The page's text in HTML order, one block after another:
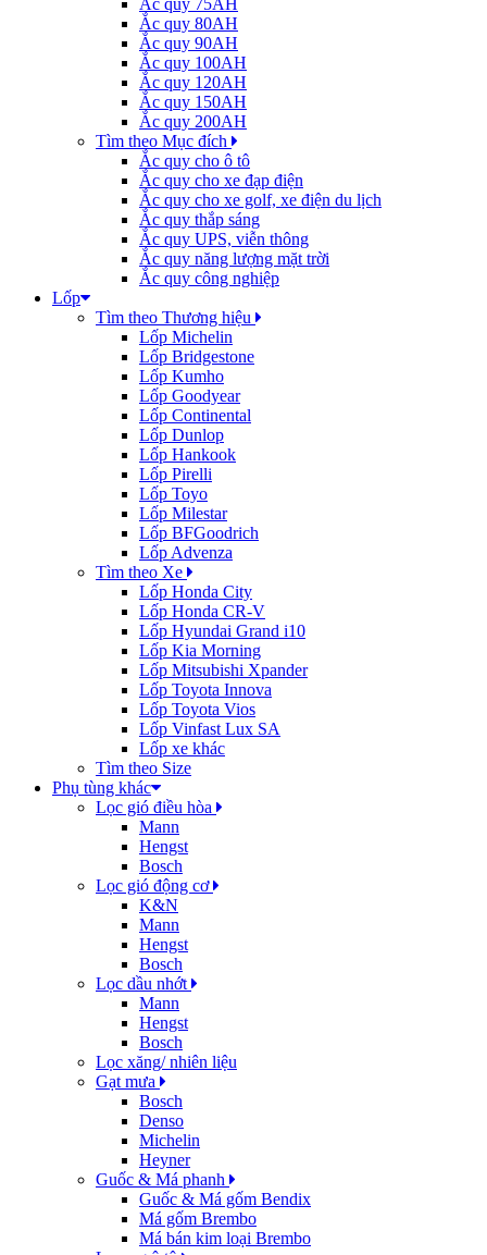
Ắc quy 75AH
Ắc quy 80AH
Ắc quy 90AH
Ắc quy 100AH
Ắc quy 120AH
Ắc quy 150AH
Ắc quy 200AH
Tìm theo Mục đích
Ắc quy cho ô tô
Ắc quy cho xe đạp điện
Ắc quy cho xe golf, xe điện du lịch
Ắc quy thắp sáng
Ắc quy UPS, viễn thông
Ắc quy năng lượng mặt trời
Ắc quy công nghiệp
Lốp
Tìm theo Thương hiệu
Lốp Michelin
Lốp Bridgestone
Lốp Kumho
Lốp Goodyear
Lốp Continental
Lốp Dunlop
Lốp Hankook
Lốp Pirelli
Lốp Toyo
Lốp Milestar
Lốp BFGoodrich
Lốp Advenza
Tìm theo Xe
Lốp Honda City
Lốp Honda CR-V
Lốp Hyundai Grand i10
Lốp Kia Morning
Lốp Mitsubishi Xpander
Lốp Toyota Innova
Lốp Toyota Vios
Lốp Vinfast Lux SA
Lốp xe khác
Tìm theo Size
Phụ tùng khác
Lọc gió điều hòa
Mann
Hengst
Bosch
Lọc gió động cơ
K&N
Mann
Hengst
Bosch
Lọc dầu nhớt
Mann
Hengst
Bosch
Lọc xăng/ nhiên liệu
Gạt mưa
Bosch
Denso
Michelin
Heyner
Guốc & Má phanh
Guốc & Má gốm Bendix
Má gốm Brembo
Má bán kim loại Brembo